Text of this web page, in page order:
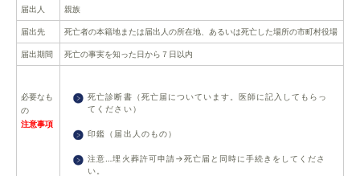
届出人 親族
届出先 死亡者の本籍地または届出人の所在地、あるいは死亡した場所の市町村役場
届出期間 死亡の事実を知った日から７日以内
必要なも
の
注意事項
死亡診断書（死亡届についています。医師に記入してもらっ
てください）
印鑑（届出人のもの）
注意…埋火葬許可申請→死亡届と同時に手続きをしてくださ
い。